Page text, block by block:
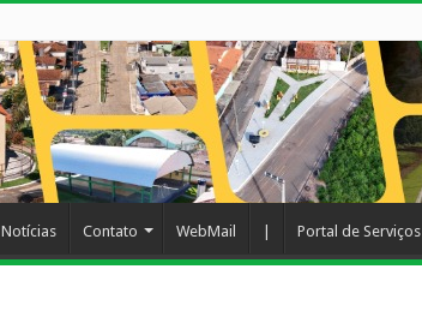
Notícias Contato WebMail Portal de Serviços